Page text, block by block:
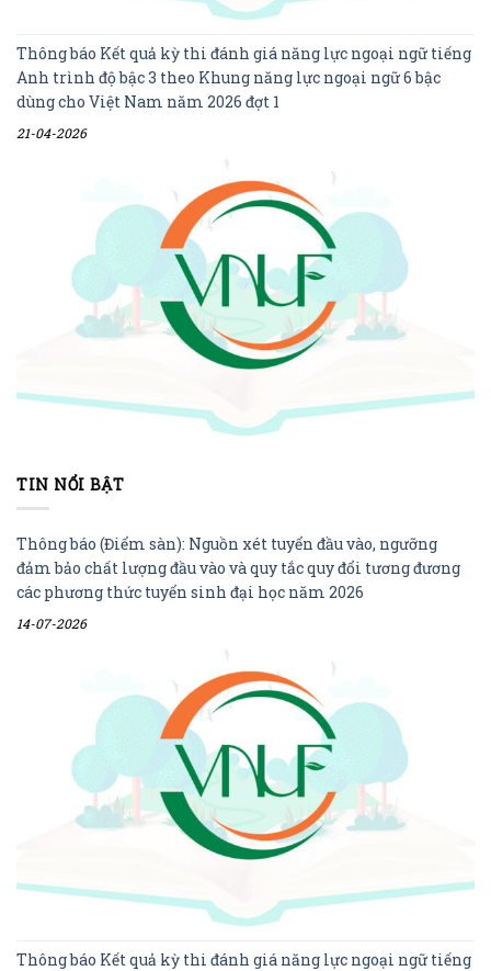
Thông báo Kết quả kỳ thi đánh giá năng lực ngoại ngữ tiếng
Anh trình độ bậc 3 theo Khung năng lực ngoại ngữ 6 bậc
dùng cho Việt Nam năm 2026 đợt 1
21-04-2026
TIN NỔI BẬT
Thông báo (Điểm sàn): Nguồn xét tuyển đầu vào, ngưỡng
đảm bảo chất lượng đầu vào và quy tắc quy đổi tương đương
các phương thức tuyển sinh đại học năm 2026
14-07-2026
Thông báo Kết quả kỳ thi đánh giá năng lực ngoại ngữ tiếng